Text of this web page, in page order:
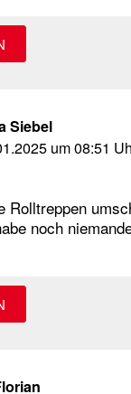
Siebel
um 08:51
Rolltreppen
noch